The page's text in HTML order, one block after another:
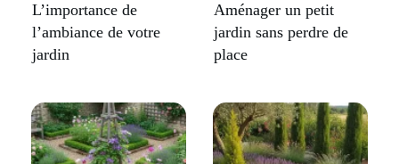
L’importance de
l’ambiance de votre
jardin
Aménager un petit
jardin sans perdre de
place